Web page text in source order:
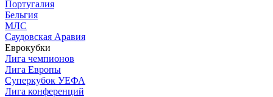
Португалия
Бельгия
МЛС
Саудовская Аравия
Еврокубки
Лига чемпионов
Лига Европы
Суперкубок УЕФА
Лига конференций